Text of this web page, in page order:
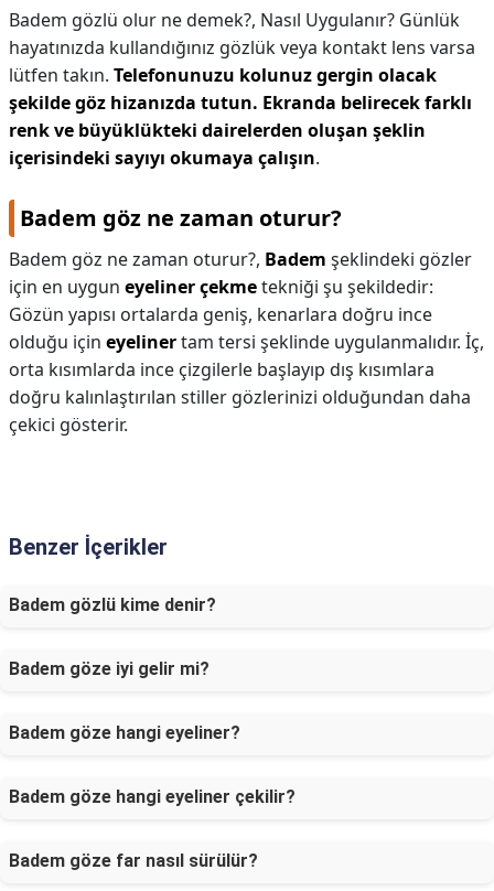
Badem gözlü olur ne demek?, Nasıl Uygulanır? Günlük
hayatınızda kullandığınız gözlük veya kontakt lens varsa
lütfen takın. Telefonunuzu kolunuz gergin olacak
şekilde göz hizanızda tutun. Ekranda belirecek farklı
renk ve büyüklükteki dairelerden oluşan şeklin
içerisindeki sayıyı okumaya çalışın.
Badem göz ne zaman oturur?
Badem göz ne zaman oturur?, Badem şeklindeki gözler
için en uygun eyeliner çekmetekniği şu şekildedir:
Gözün yapısı ortalarda geniş, kenarlara doğru ince
olduğu için eyelinertam tersi şeklinde uygulanmalıdır. İç,
orta kısımlarda ince çizgilerle başlayıp dış kısımlara
doğru kalınlaştırılan stiller gözlerinizi olduğundan daha
çekici gösterir.
Benzer İçerikler
Badem gözlü kime denir?
Badem göze iyi gelir mi?
Badem göze hangi eyeliner?
Badem göze hangi eyeliner çekilir?
Badem göze far nasıl sürülür?